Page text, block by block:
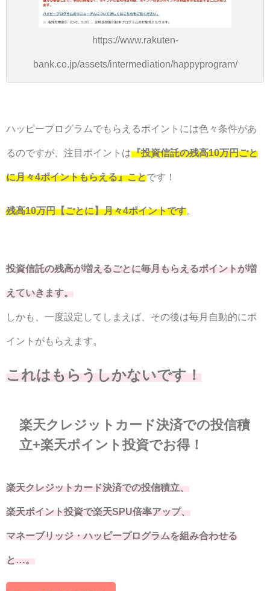
https://www.rakuten-
bank.co.jp/assets/intermediation/happyprogram/
ハッピープログラムでもらえるポイントには色々条件があ
るのですが、注目ポイントは『投資信託の残高10万円ごと
に月々4ポイントもらえる』ことです！
残高10万円【ごとに】月々4ポイントです
投資信託の残高が増えるごとに毎月もらえるポイントが増
えていきます。
しかも、一度設定してしまえば、その後は毎月自動的にポ
イントがもらえます。
これはもらうしかないです！
楽天クレジットカード決済での投信積
立+楽天ポイント投資でお得！
楽天クレジットカード決済での投信積立、
楽天ポイント投資で楽天SPU倍率アップ、
マネーブリッジ・ハッピープログラムを組み合わせる
と…。